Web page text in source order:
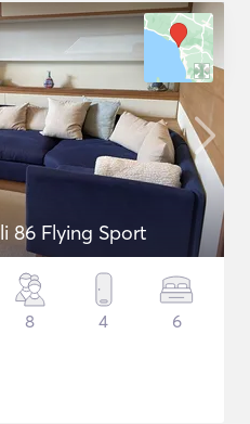
86 Flying Sport
8 4 6